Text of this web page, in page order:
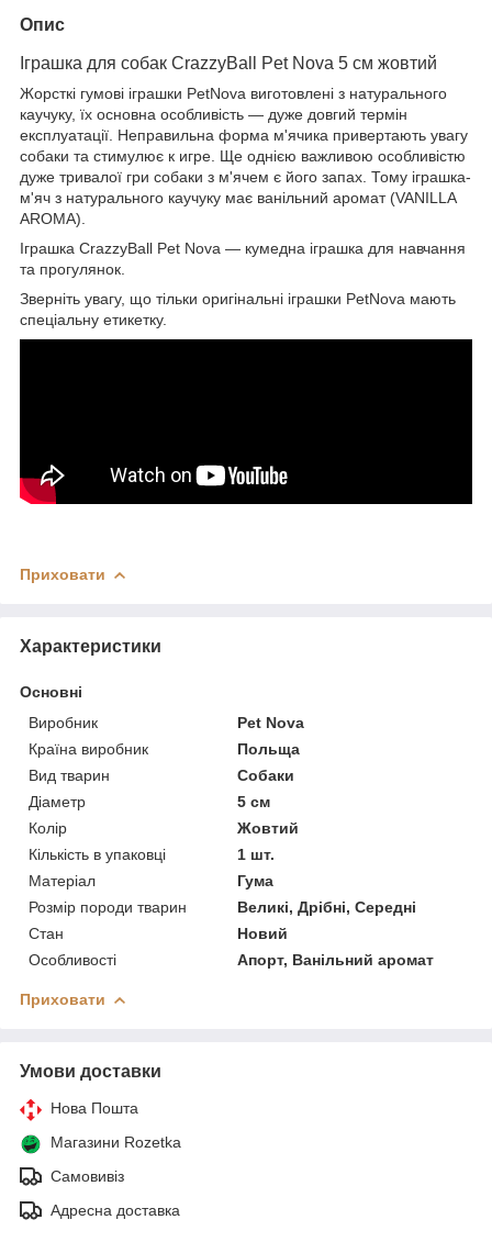
Опис
Іграшка для собак CrazzyBall Pet Nova 5 см жовтий
Жорсткі гумові іграшки PetNova виготовлені з натурального
каучуку, їх основна особливість — дуже довгий термін
експлуатації. Неправильна форма м'ячика привертають увагу
собаки та стимулює к игре. Ще однією важливою особливістю
дуже тривалої гри собаки з м'ячем є його запах. Тому іграшка-
м'яч з натурального каучуку має ванільний аромат (VANILLA
AROMA).
Іграшка CrazzyBall Pet Nova — кумедна іграшка для навчання
та прогулянок.
Зверніть увагу, що тільки оригінальні іграшки PetNova мають
спеціальну етикетку.
Приховати
Характеристики
Основні
Виробник
Pet Nova
Країна виробник
Польща
Вид тварин
Собаки
Діаметр
5 см
Колір
Жовтий
Кількість в упаковці
1 шт.
Матеріал
Гума
Розмір породи тварин
Великі, Дрібні, Середні
Стан
Новий
Особливості
Апорт, Ванільний аромат
Приховати
Умови доставки
Нова Пошта
Магазини Rozetka
Самовивіз
Адресна доставка